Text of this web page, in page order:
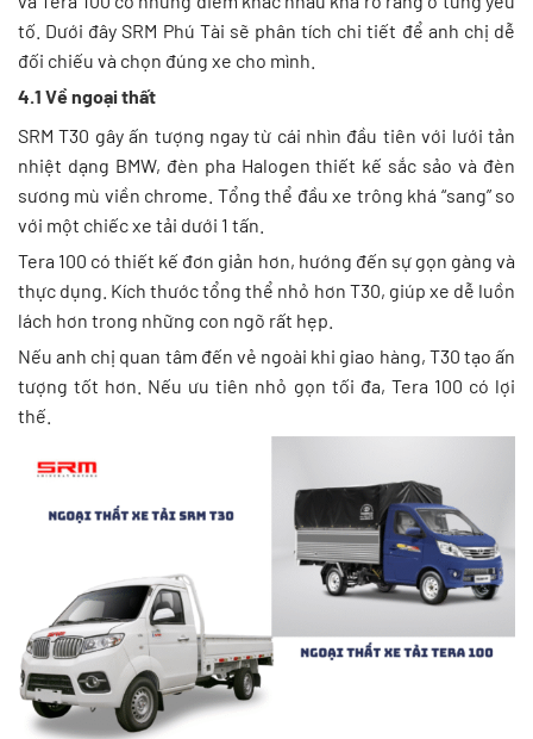
tố. Dưới đây SRM Phú Tài sẽ phân tích chi tiết để anh chị dễ
đối chiếu và chọn đúng xe cho mình.
4.1 Về ngoại thất
SRM T30 gây ấn tượng ngay từ cái nhìn đầu tiên với lưới tản
nhiệt dạng BMW, đèn pha Halogen thiết kế sắc sảo và đèn
sương mù viền chrome. Tổng thể đầu xe trông khá “sang” so
với một chiếc xe tải dưới 1 tấn.
Tera 100 có thiết kế đơn giản hơn, hướng đến sự gọn gàng và
thực dụng. Kích thước tổng thể nhỏ hơn T30, giúp xe dễ luồn
lách hơn trong những con ngõ rất hẹp.
Nếu anh chị quan tâm đến vẻ ngoài khi giao hàng, T30 tạo ấn
tượng tốt hơn. Nếu ưu tiên nhỏ gọn tối đa, Tera 100 có lợi
thế.